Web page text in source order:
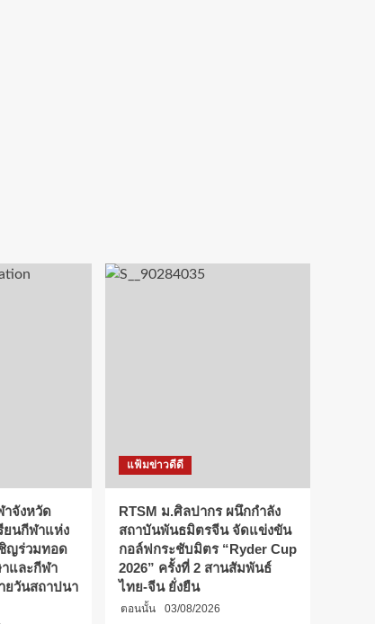
าจังหวัด
ยนกีฬาแห่ง
ญร่วมทอด
และกีฬา
ยวันสถาปนา
แฟ้มข่าวดีดี
RTSM ม.ศิลปากร ผนึกกำลัง
สถาบันพันธมิตรจีน จัดแข่งขัน
กอล์ฟกระชับมิตร “Ryder Cup
2026” ครั้งที่ 2 สานสัมพันธ์
ไทย-จีน ยั่งยืน
ตอนนั้น 03/08/2026